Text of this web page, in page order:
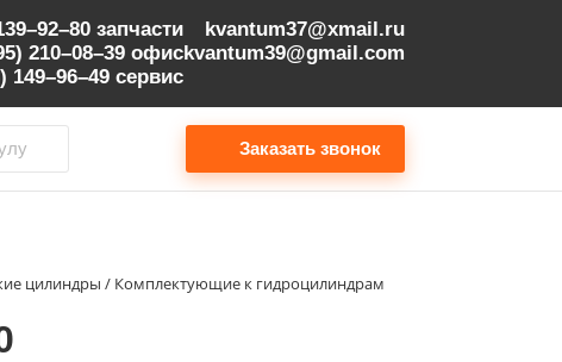
запчасти
210–08–39 офис
149–96–49 сервис
kvantum37@xmail.ru
kvantum39@gmail.com
Заказать звонок
цилиндры / Комплектующие к гидроцилиндрам